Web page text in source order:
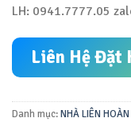
LH: 0941.7777.05
Liên Hệ Đặt
Danh mục:NHÀ LIÊN HOÀN